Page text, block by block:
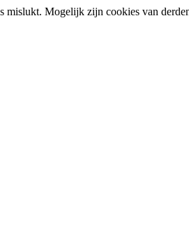
mislukt. Mogelijk zijn cookies van